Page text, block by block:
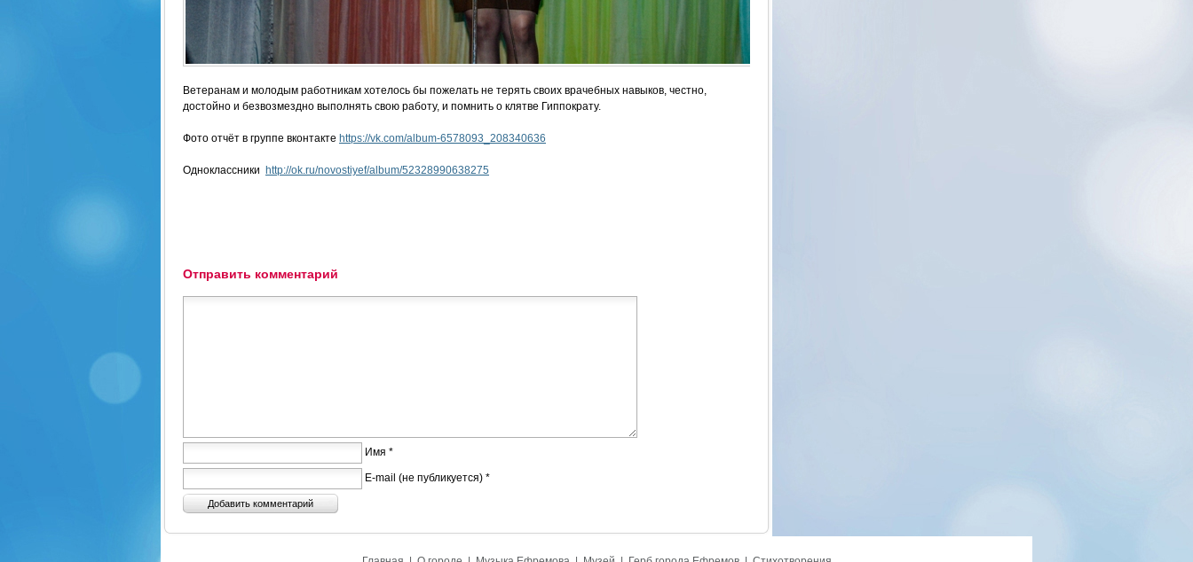
Ветеранам и молодым работникам хотелось бы пожелать не терять своих врачебных навыков, честно,
достойно и безвозмездно выполнять свою работу, и помнить о клятве Гиппократу.
Фото отчёт в группе вконтакте https://vk.com/album-6578093_208340636
Одноклассники http://ok.ru/novostiyef/album/52328990638275
Отправить комментарий
Имя *
E-mail (не публикуется) *